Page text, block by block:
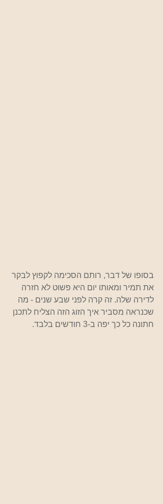
בסופו של דבר, רותם הסכימה לקפוץ לבקר
את תמיר ומאותו יום היא פשוט לא חזרה
לדירה שלה. זה קרה לפני שבע שנים - מה
שכנראה מסביר איך הזוג הזה הצליח לתכנן
חתונה כל כך יפה ב-3 חודשים בלבד.